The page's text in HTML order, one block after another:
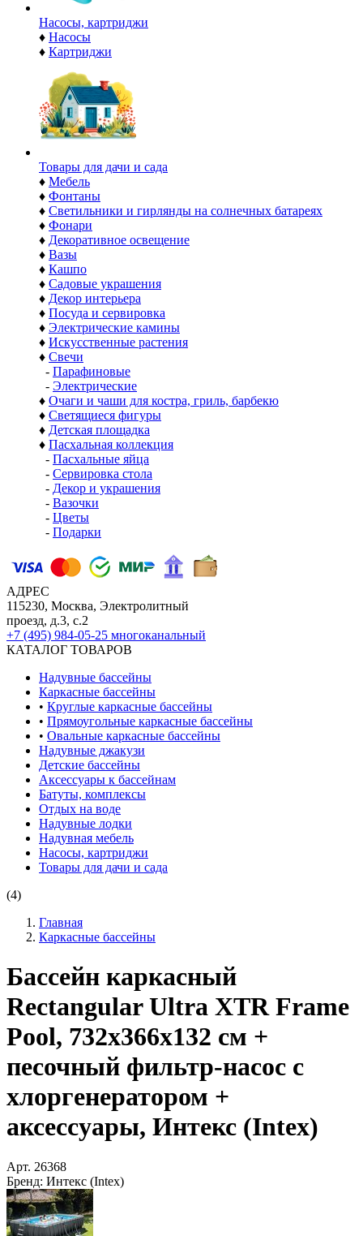
Насосы, картриджи
♦ Насосы
♦ Картриджи
Товары для дачи и сада
♦ Мебель
♦ Фонтаны
♦ Светильники и гирлянды на солнечных батареях
♦ Фонари
♦ Декоративное освещение
♦ Вазы
♦ Кашпо
♦ Садовые украшения
♦ Декор интерьера
♦ Посуда и сервировка
♦ Электрические камины
♦ Искусственные растения
♦ Свечи
- Парафиновые
- Электрические
♦ Очаги и чаши для костра, гриль, барбекю
♦ Светящиеся фигуры
♦ Детская площадка
♦ Пасхальная коллекция
- Пасхальные яйца
- Сервировка стола
- Декор и украшения
- Вазочки
- Цветы
- Подарки
АДРЕС
115230, Москва, Электролитный
проезд, д.3, с.2
+7 (495) 984-05-25 многоканальный
КАТАЛОГ ТОВАРОВ
Надувные бассейны
Каркасные бассейны
• Круглые каркасные бассейны
• Прямоугольные каркасные бассейны
• Овальные каркасные бассейны
Надувные джакузи
Детские бассейны
Аксессуары к бассейнам
Батуты, комплексы
Отдых на воде
Надувные лодки
Надувная мебель
Насосы, картриджи
Товары для дачи и сада
(4)
Главная
Каркасные бассейны
Бассейн каркасный
Rectangular Ultra XTR Frame
Pool, 732х366х132 см +
песочный фильтр-насос с
хлоргенератором +
аксессуары, Интекс (Intex)
Арт. 26368
Бренд: Интекс (Intex)